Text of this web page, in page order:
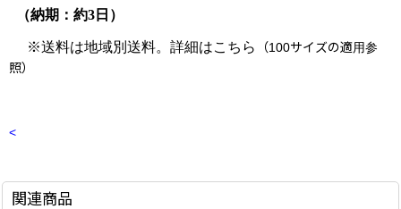
（納期：約3日）
※送料は地域別送料。詳細はこちら
（100サイズの適用参
照）
<
関連商品